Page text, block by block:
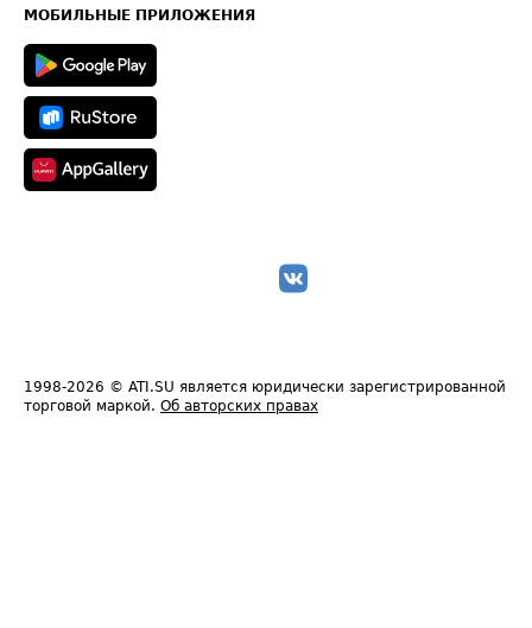
Техническая информация
МОБИЛЬНЫЕ ПРИЛОЖЕНИЯ
1998-2026 © ATI.SU является юридически зарегистрированной
торговой маркой. Об авторских правах